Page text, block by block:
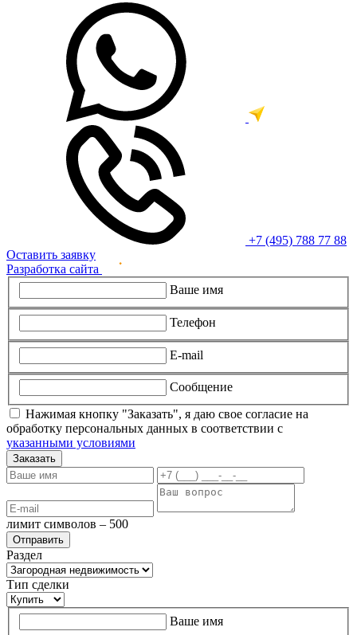
+7 (495) 788 77 88
Оставить заявку
Разработка сайта
Ваше имя
Телефон
E-mail
Сообщение
Нажимая кнопку "Заказать", я даю свое согласие на
обработку персональных данных в соответствии с
указанными условиями
Заказать
лимит символов – 500
Раздел
Тип сделки
Ваше имя